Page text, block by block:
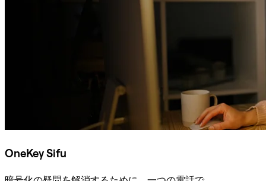
OneKey Sifu